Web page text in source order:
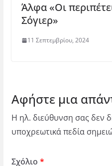
Άλφα «Οι
Σόγιερ»
11 Σεπτεμβρίου, 2024
Αφήστε μια
Η ηλ. διεύθυνση σας δεν
υποχρεωτικά πεδία
Σχόλιο *